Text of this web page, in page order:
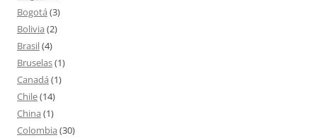
Bogotá (3)
Bolivia (2)
Brasil(4)
Bruselas(1)
Canadá (1)
Chile(14)
China (1)
Colombia (30)